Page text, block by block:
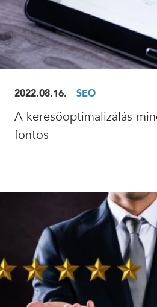
2022.08.16. SEO
A keresőoptimalizálás
fontos
ELOLVASOM